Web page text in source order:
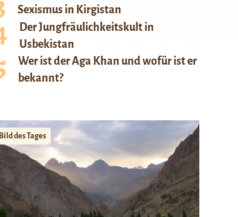
Sexismus in Kirgistan
Der Jungfräulichkeitskult in
Usbekistan
Wer ist der Aga Khan und wofür ist er
bekannt?
Bild des Tages